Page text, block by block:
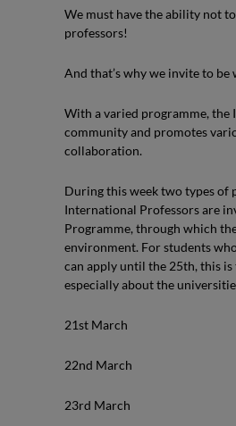
We must have the ability not
professors!
And that’s why we invite to
With a varied programme, the
community and promotes
collaboration.
During this week two types of
International Professors are
Programme, through which
environment. For students
can apply until the 25th, this
especially about the
21st March
22nd March
23rd March